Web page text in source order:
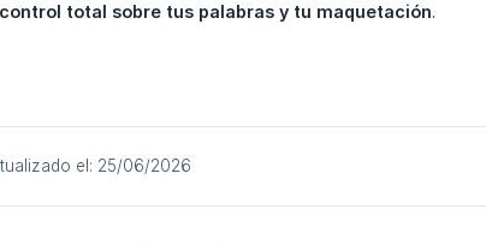
total sobre tus palabras y tu maquetación.
el: 25/06/2026